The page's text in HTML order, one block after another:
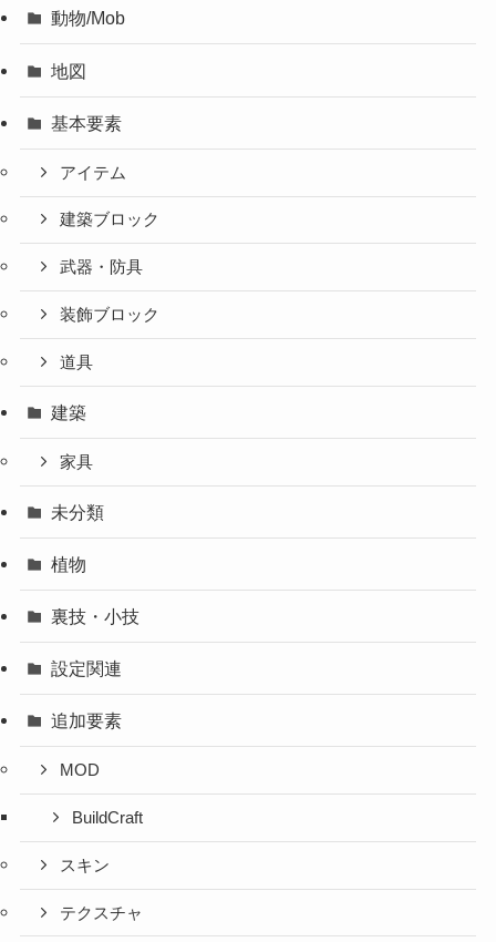
動物/Mob
地図
基本要素
アイテム
建築ブロック
武器・防具
装飾ブロック
道具
建築
家具
未分類
植物
裏技・小技
設定関連
追加要素
MOD
BuildCraft
スキン
テクスチャ